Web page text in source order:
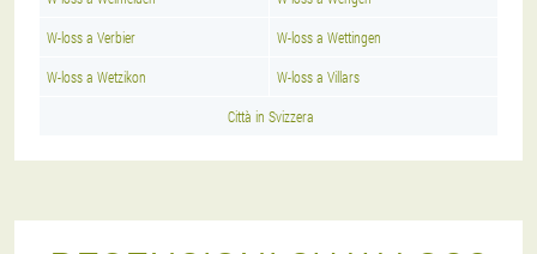
W-loss a Verbier W-loss a Wettingen
W-loss a Wetzikon W-loss a Villars
Città in Svizzera